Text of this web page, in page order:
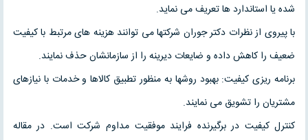
شده یا استاندارد ها تعریف می نماید.
با پیروی از نظرات دکتر جوران شرکتها می توانند هزینه های مرتبط با کیفیت
ضعیف را کاهش داده و ضایعات دیرینه را از سازمانشان حذف نمایند.
برنامه ریزی کیفیت: بهبود روشها به منظور تطبیق کالاها و خدمات با نیازهای
مشتریان را تشویق می نمایند.
کنترل کیفیت در برگیرنده فرایند موفقیت مداوم شرکت است. در مقاله